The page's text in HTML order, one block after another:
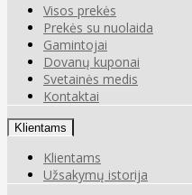
Visos prekės
Prekės su nuolaida
Gamintojai
Dovanų kuponai
Svetainės medis
Kontaktai
Klientams
Klientams
Užsakymų istorija